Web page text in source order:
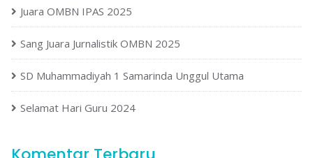
Juara OMBN IPAS 2025
Sang Juara Jurnalistik OMBN 2025
SD Muhammadiyah 1 Samarinda Unggul Utama
Selamat Hari Guru 2024